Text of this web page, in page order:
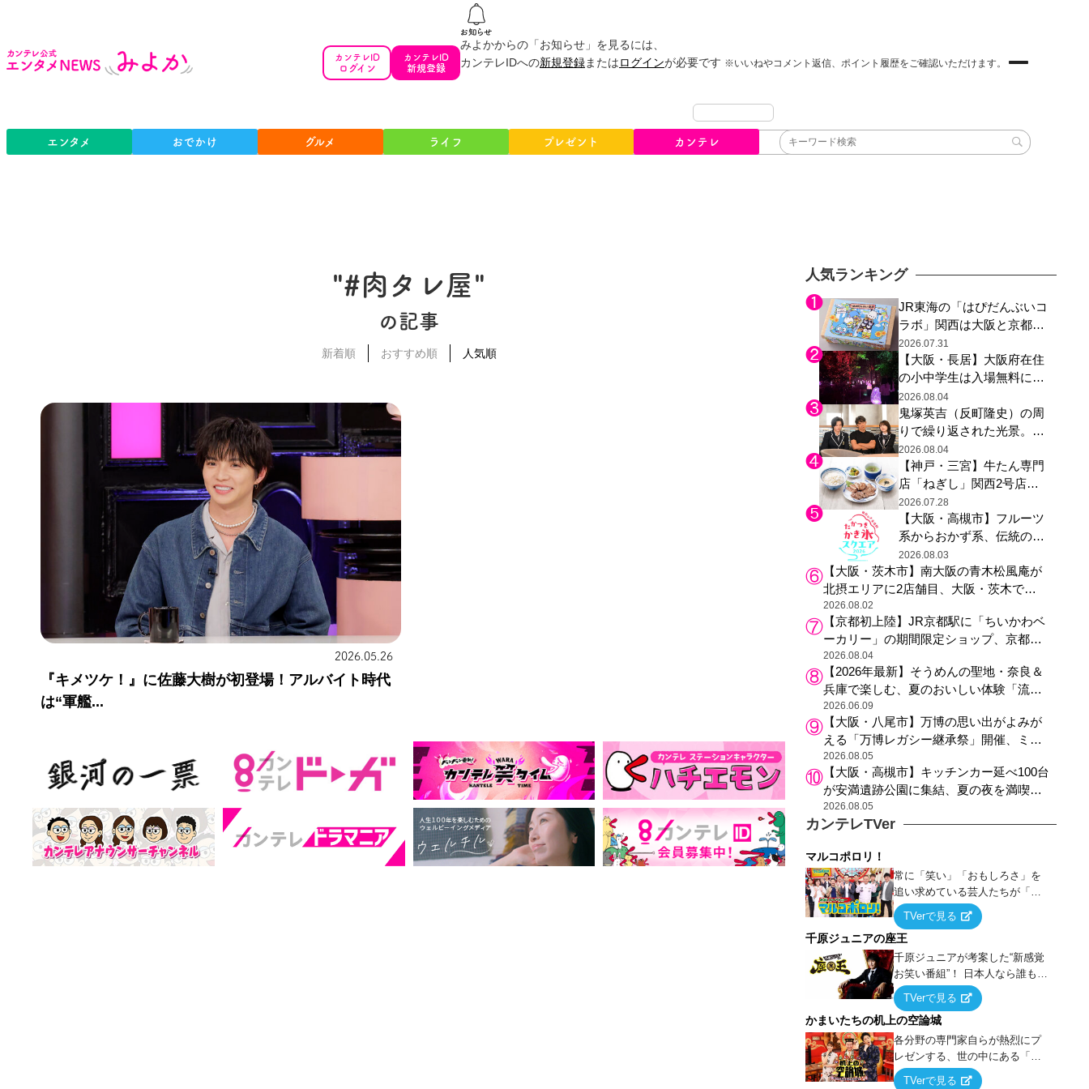
カンテレID
ログイン
カンテレID
新規登録
みよかからの「お知らせ」を見るには、
カンテレIDへの新規登録またはログインが必要です ※いいねやコメント返信、ポイント履歴をご確認いただけます。
エンタメ おでかけ グルメ ライフ プレゼント カンテレ
"#肉タレ屋"
の記事
新着順 おすすめ順 人気順
2026.05.26
『キメツケ！』に佐藤大樹が初登場！アルバイト時代
は“軍艦...
人気ランキング
JR東海の「はぴだんぶいコ
ラボ」関西は大阪と京都の
み、日焼けしたポチャッコ
らサンリオキャラが描かれ
た駅弁やグッズが登場
2026.07.31
【大阪・長居】大阪府在住
の小中学生は入場無料に、
チームラボが「夏休みの自
由研究の課題に」と「ボタ
ニカルガーデン 大阪」へ招
待
2026.08.04
鬼塚英吉（反町隆史）の周
りで繰り返された光景。ド
ラマ『GTO』第３話で光っ
た演出の巧みさ
2026.08.04
【神戸・三宮】牛たん専門
店「ねぎし」関西2号店が
登場、ファンら「8月が待
ち遠しい」と早くから注目
2026.07.28
【大阪・高槻市】フルーツ
系からおかず系、伝統の天
然氷まで人気店が集結、高
槻阪急スクエアで「かき
氷」祭り
2026.08.03
【大阪・茨木市】南大阪の青木松風庵が
北摂エリアに2店舗目、大阪・茨木で
も“焼きたて”の月化粧が食べられる
2026.08.02
【京都初上陸】JR京都駅に「ちいかわベ
ーカリー」の期間限定ショップ、京都の
銘菓“おたべ”との限定コラボも
2026.08.04
【2026年最新】そうめんの聖地・奈良＆
兵庫で楽しむ、夏のおいしい体験「流し
そうめん体験」おすすめ3選
2026.06.09
【大阪・八尾市】万博の思い出がよみが
える「万博レガシー継承祭」開催、ミャ
クミャク登場、大屋根リング木材展示も
2026.08.05
【大阪・高槻市】キッチンカー延べ100台
が安満遺跡公園に集結、夏の夜を満喫す
る4日間のグルメイベント
2026.08.05
カンテレTVer
マルコポロリ！
常に「笑い」「おもしろさ」を
追い求めている芸人たちが「芸
能界」という大海原に漕ぎ出で
て、新たなオモシロ人間を発掘
する！
TVerで見る
千原ジュニアの座王
千原ジュニアが考案した“新感覚
お笑い番組”！ 日本人なら誰もが
馴染みのある『イス取りゲー
ム』をベースに、大喜利・ギャ
グ・モノボケ・歌…など様々な
お題で芸人がショートネタを競
い合う！
TVerで見る
かまいたちの机上の空論城
各分野の専門家自らが熱烈にプ
レゼンする、世の中にある「試
したことはないが、やってみた
TVerで見る